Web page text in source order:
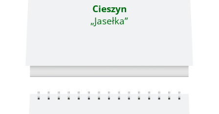
Cieszyn
„Jasełka”